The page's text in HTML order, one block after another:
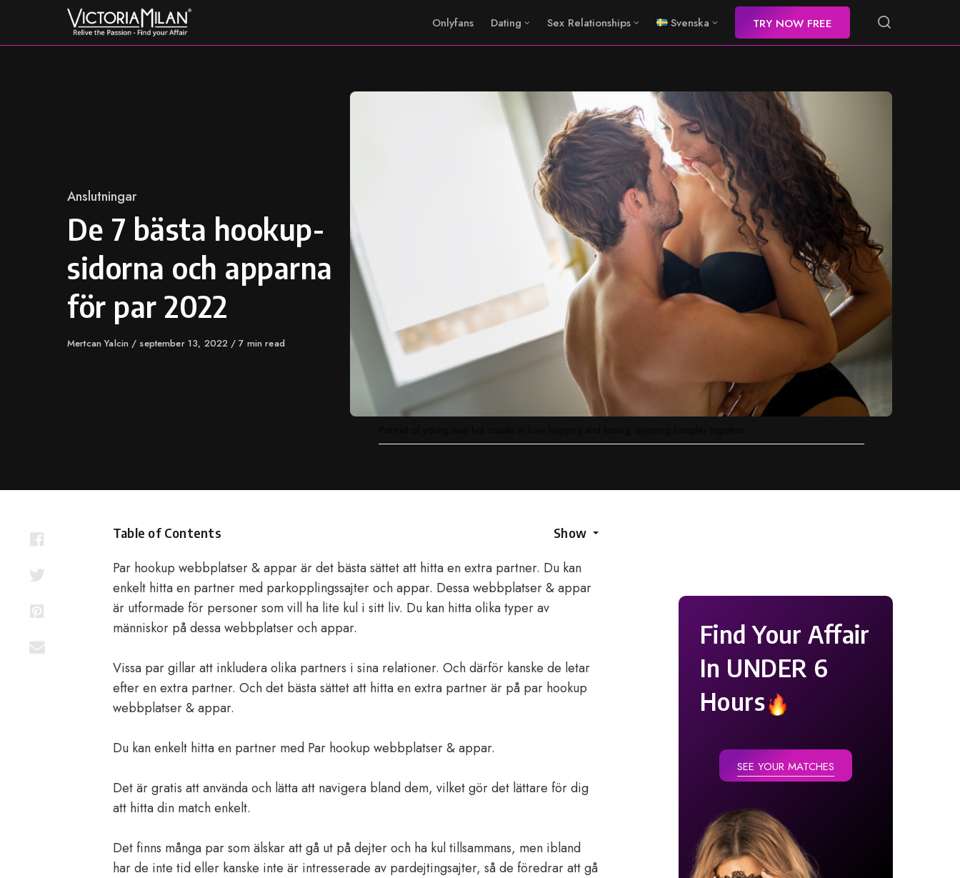
content
Onlyfans Dating Sex Relationships Svenska TRY NOW FREE
Category
Anslutningar
De 7 bästa hookup-
sidorna och apparna
för par 2022
Author
Mertcan Yalcin
Published
september 13, 2022 7 min read
Table of Contents Show
Par hookup webbplatser & appar är det bästa sättet att hitta en extra partner. Du kan
enkelt hitta en partner med parkopplingssajter och appar. Dessa webbplatser & appar
är utformade för personer som vill ha lite kul i sitt liv. Du kan hitta olika typer av
människor på dessa webbplatser och appar.
Vissa par gillar att inkludera olika partners i sina relationer. Och därför kanske de letar
efter en extra partner. Och det bästa sättet att hitta en extra partner är på par hookup
webbplatser & appar.
Du kan enkelt hitta en partner med Par hookup webbplatser & appar.
Det är gratis att använda och lätta att navigera bland dem, vilket gör det lättare för dig
att hitta din match enkelt.
Det finns många par som älskar att gå ut på dejter och ha kul tillsammans, men ibland
har de inte tid eller kanske inte är intresserade av pardejtingsajter, så de föredrar att gå
Find Your Affair
In UNDER 6
Hours
SEE YOUR MATCHES